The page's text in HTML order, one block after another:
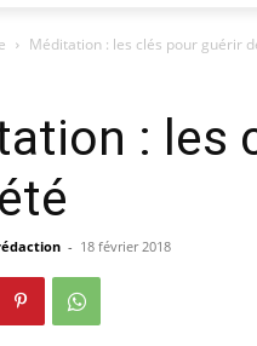
Méditation : les clés pour guérir
: les
- 18 février 2018